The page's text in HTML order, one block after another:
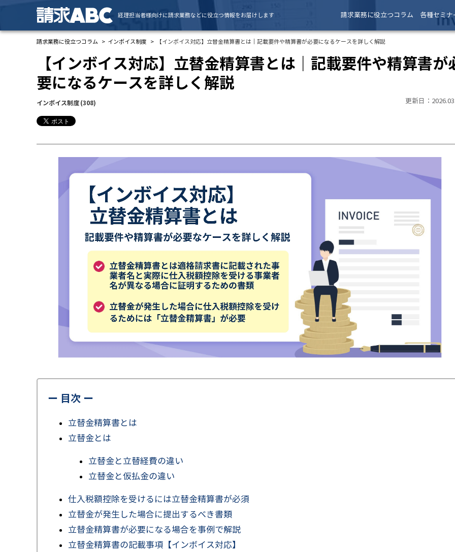
経理担当者様向けに請求業務などに役立つ情報をお届けします 請求業務に役立つコラム 各種セミナ
請求業務に役立つコラム インボイス制度 【インボイス対応】立替金精算書とは｜記載要件や精算書が必要になるケースを詳しく解説
【インボイス対応】立替金精算書とは｜記載要件や精算書が
要になるケースを詳しく解説
インボイス制度 (308) 更新日：
ー 目次 ー
立替金精算書とは
立替金とは
立替金と立替経費の違い
立替金と仮払金の違い
仕入税額控除を受けるには立替金精算書が必須
立替金が発生した場合に提出するべき書類
立替金精算書が必要になる場合を事例で解説
立替金精算書の記載事項【インボイス対応】